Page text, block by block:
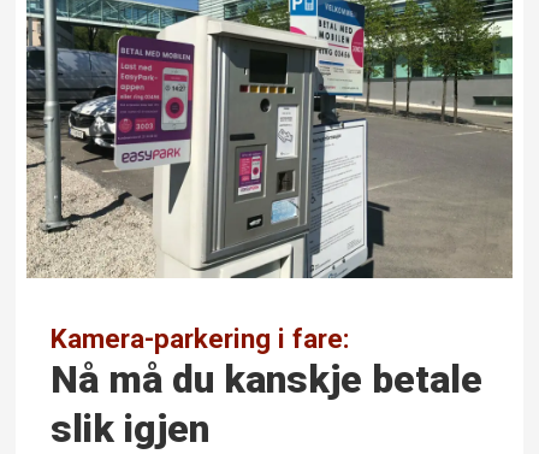
Kamera-parkering i fare:
Nå må du kanskje betale
slik igjen